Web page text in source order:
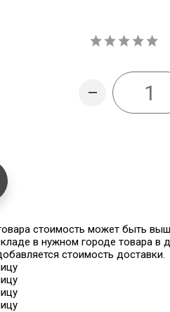
стоимость может быть
в нужном городе товара в
стоимость доставки.